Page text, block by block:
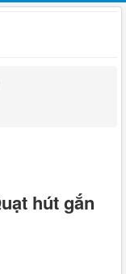
hút gắn